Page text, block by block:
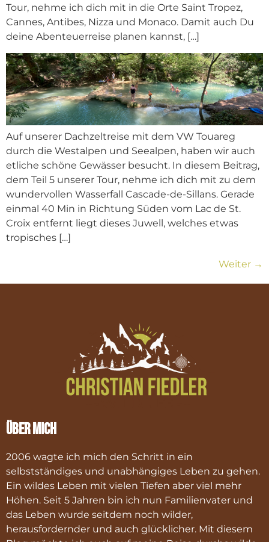
Tour, nehme ich dich mit in die Orte Saint Tropez,
Cannes, Antibes, Nizza und Monaco. Damit auch Du
deine Abenteuerreise planen kannst, […]
Auf unserer Dachzeltreise mit dem VW Touareg
durch die Westalpen und Seealpen, haben wir auch
etliche schöne Gewässer besucht. In diesem Beitrag,
dem Teil 5 unserer Tour, nehme ich dich mit zu dem
wundervollen Wasserfall Cascade-de-Sillans. Gerade
einmal 40 Min in Richtung Süden vom Lac de St.
Croix entfernt liegt dieses Juwell, welches etwas
tropisches […]
Weiter →
Über mich
2006 wagte ich mich den Schritt in ein
selbstständiges und unabhängiges Leben zu gehen.
Ein wildes Leben mit vielen Tiefen aber viel mehr
Höhen. Seit 5 Jahren bin ich nun Familienvater und
das Leben wurde seitdem noch wilder,
herausfordernder und auch glücklicher. Mit diesem